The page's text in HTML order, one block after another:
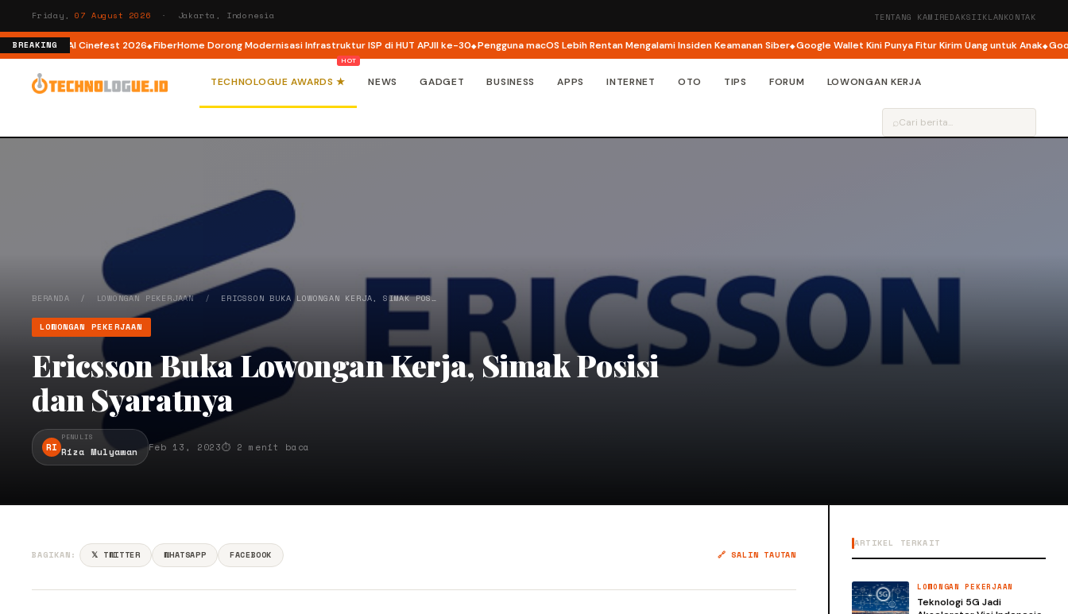
Friday,07 August 2026 · Jakarta, Indonesia TENTANG KAMIREDAKSIIKLANKONTAK
BREAKING
lewat AI Cinefest 2026 FiberHome Dorong Modernisasi Infrastruktur ISP di HUT APJII ke-30 Pengguna macOS Lebih Rentan Mengalami Insiden Keamanan Siber Google Wallet Kini Punya Fitur Kirim Uang untuk Anak Google
TECHNOLOGUE AWARDS ★ NEWS GADGET BUSINESS APPS INTERNET OTO TIPS FORUM LOWONGAN KERJA
⌕
BERANDA / LOWONGAN PEKERJAAN/ ERICSSON BUKA LOWONGAN KERJA, SIMAK POS…
LOWONGAN PEKERJAAN
Ericsson Buka Lowongan Kerja, Simak Posisi
dan Syaratnya
RI
PENULIS
Riza Mulyawan Feb 13, 2023⏱ 2 menit baca
BAGIKAN: 𝕏 TWITTER WHATSAPP FACEBOOK 🔗 SALIN TAUTAN
ARTIKEL TERKAIT
LOWONGAN PEKERJAAN
Teknologi 5G Jadi